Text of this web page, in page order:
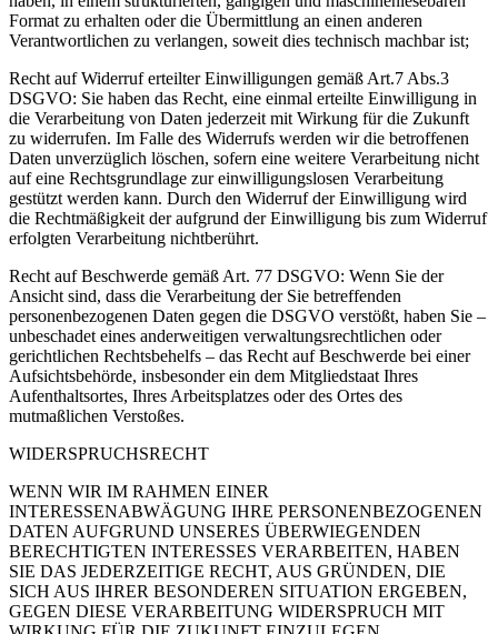
Format zu erhalten oder die Übermittlung an einen anderen
Verantwortlichen zu verlangen, soweit dies technisch machbar ist;
Recht auf Widerruf erteilter Einwilligungen gemäß Art.7 Abs.3
DSGVO: Sie haben das Recht, eine einmal erteilte Einwilligung in
die Verarbeitung von Daten jederzeit mit Wirkung für die Zukunft
zu widerrufen. Im Falle des Widerrufs werden wir die betroffenen
Daten unverzüglich löschen, sofern eine weitere Verarbeitung nicht
auf eine Rechtsgrundlage zur einwilligungslosen Verarbeitung
gestützt werden kann. Durch den Widerruf der Einwilligung wird
die Rechtmäßigkeit der aufgrund der Einwilligung bis zum Widerruf
erfolgten Verarbeitung nichtberührt.
Recht auf Beschwerde gemäß Art. 77 DSGVO: Wenn Sie der
Ansicht sind, dass die Verarbeitung der Sie betreffenden
personenbezogenen Daten gegen die DSGVO verstößt, haben Sie –
unbeschadet eines anderweitigen verwaltungsrechtlichen oder
gerichtlichen Rechtsbehelfs – das Recht auf Beschwerde bei einer
Aufsichtsbehörde, insbesonder ein dem Mitgliedstaat Ihres
Aufenthaltsortes, Ihres Arbeitsplatzes oder des Ortes des
mutmaßlichen Verstoßes.
WIDERSPRUCHSRECHT
WENN WIR IM RAHMEN EINER
INTERESSENABWÄGUNG IHRE PERSONENBEZOGENEN
DATEN AUFGRUND UNSERES ÜBERWIEGENDEN
BERECHTIGTEN INTERESSES VERARBEITEN, HABEN
SIE DAS JEDERZEITIGE RECHT, AUS GRÜNDEN, DIE
SICH AUS IHRER BESONDEREN SITUATION ERGEBEN,
GEGEN DIESE VERARBEITUNG WIDERSPRUCH MIT